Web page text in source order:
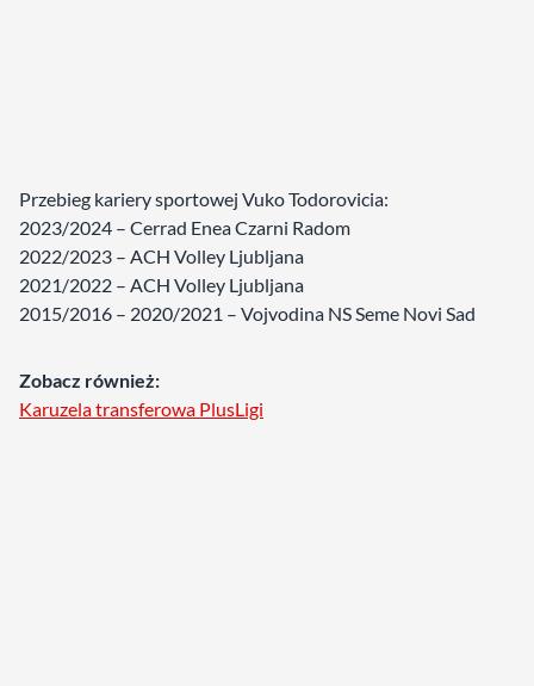
Przebieg kariery sportowej Vuko Todorovicia:
2023/2024 – Cerrad Enea Czarni Radom
2022/2023 – ACH Volley Ljubljana
2021/2022 – ACH Volley Ljubljana
2015/2016 – 2020/2021 – Vojvodina NS Seme Novi Sad
Zobacz również:
Karuzela transferowa PlusLigi